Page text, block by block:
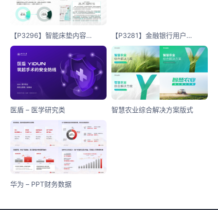
【P3296】智能床垫内容版式 【P3281】金融银行用户分析
医盾 – 医学研究类 智慧农业综合解决方案版式
华为 – PPT财务数据